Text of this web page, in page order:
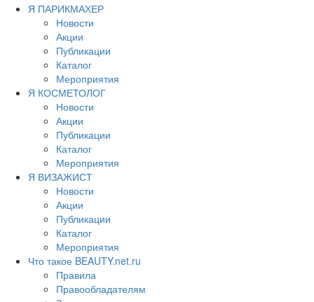
Я ПАРИКМАХЕР
Новости
Акции
Публикации
Каталог
Мероприятия
Я КОСМЕТОЛОГ
Новости
Акции
Публикации
Каталог
Мероприятия
Я ВИЗАЖИСТ
Новости
Акции
Публикации
Каталог
Мероприятия
Что такое BEAUTY.net.ru
Правила
Правообладателям